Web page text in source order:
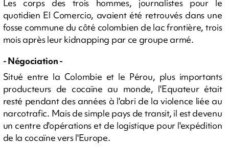
Les corps des trois hommes, journalistes pour le
quotidien El Comercio, avaient été retrouvés dans une
fosse commune du côté colombien de lac frontière, trois
mois après leur kidnapping par ce groupe armé.
- Négociation -
Situé entre la Colombie et le Pérou, plus importants
producteurs de cocaïne au monde, l'Equateur était
resté pendant des années à l'abri de la violence liée au
narcotrafic. Mais de simple pays de transit, il est devenu
un centre d'opérations et de logistique pour l'expédition
de la cocaïne vers l'Europe.